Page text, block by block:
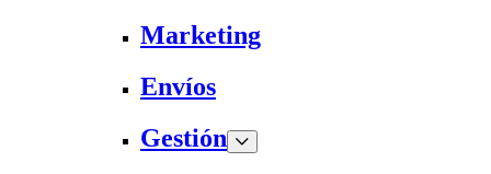
Marketing
Envíos
Gestión